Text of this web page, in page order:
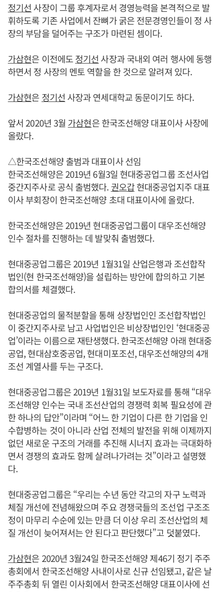
정기선 사장이 그룹 후계자로서 경영능력을 본격적으로 발
휘하도록 기존 사업에서 잔뼈가 굵은 전문경영인들이 정 사
장의 부담을 덜어주는 구조가 마련된 셈이다.
가삼현은 이전에도정기선 사장과 국내외 여러 행사에 동행
하면서 정 사장의 멘토 역할을 한 것으로 알려져 있다.
가삼현은 정기선 사장과 연세대학교 동문이기도 하다.
앞서 2020년 3월 가삼현은 한국조선해양 대표이사 사장에
올랐다.
△한국조선해양 출범과 대표이사 선임
한국조선해양은 2019년 6월3일 현대중공업그룹 조선사업
중간지주사로 공식 출범했다. 권오갑현대중공업지주 대표
이사 부회장이 한국조선해양 초대 대표이사에 올랐다.
한국조선해양은 2019년 현대중공업그룹이 대우조선해양
인수 절차를 진행하는 데 발맞춰 출범했다.
현대중공업그룹은 2019년 1월31일 산업은행과 조선합작
법인(현 한국조선해양)을 설립하는 방안에 합의하고 기본
합의서를 체결했다.
현대중공업의 물적분할을 통해 상장법인인 조선합작법인
이 중간지주사로 남고 사업법인은 비상장법인인 ‘현대중공
업’이라는 이름으로 재탄생했다. 한국조선해양 아래 현대중
공업, 현대삼호중공업, 현대미포조선, 대우조선해양의 4개
조선 계열사를 두는 구조다.
현대중공업그룹은 2019년 1월31일 보도자료를 통해 “대우
조선해양 인수는 국내 조선산업의 경쟁력 회복 필요성에 관
한 하나의 답안”이라며 “어느 한 기업이 다른 한 기업을 인
수합병하는 것이 아니라 산업 전체의 발전을 위해 이제까지
없던 새로운 구조의 거래를 추진해 시너지 효과는 극대화하
면서 경쟁의 효과도 함께 살려나가려는 것”이라고 설명했
다.
현대중공업그룹은 “우리는 수년 동안 각고의 자구 노력과
체질 개선에 전념해왔으며 주요 경쟁국들의 조선업 구조조
정이 마무리 수순에 있는 만큼 더 이상 우리 조선산업의 체
질 개선이 늦어져서는 안 된다고 판단했다”고 덧붙였다.
가삼현은 2020년 3월24일 한국조선해양 제46기 정기 주주
총회에서 한국조선해양 사내이사로 신규 선임됐고, 같은 날
주주총회 뒤 열린 이사회에서 한국조선해양 대표이사에 선